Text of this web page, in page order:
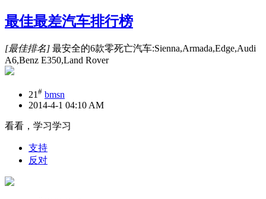
最佳最差汽车排行榜
[最佳排名] 最安全的6款零死亡汽车:Sienna,Armada,Edge,Audi
A6,Benz E350,Land Rover
21 # bmsn
2014-4-1 04:10 AM
看看，学习学习
支持
反对